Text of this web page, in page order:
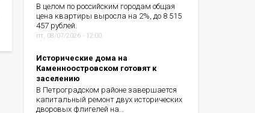
В целом по российским городам общая
цена квартиры выросла на 2%, до 8 515
457 рублей.
пт, 08/07/2026 - 12:00
Исторические дома на
Каменноостровском готовят к
заселению
В Петроградском районе завершается
капитальный ремонт двух исторических
дворовых флигелей на…